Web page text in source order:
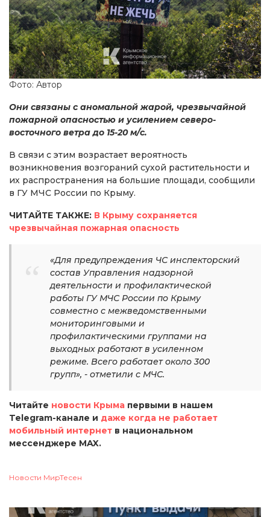
Фото: Автор
Они связаны с аномальной жарой, чрезвычайной
пожарной опасностью и усилением северо-
восточного ветра до 15-20 м/с.
В связи с этим возрастает вероятность
возникновения возгораний сухой растительности и
их распространения на большие площади, сообщили
в ГУ МЧС России по Крыму.
ЧИТАЙТЕ ТАКЖЕ: В Крыму сохраняется
чрезвычайная пожарная опасность
«Для предупреждения ЧС инспекторский
состав Управления надзорной
деятельности и профилактической
работы ГУ МЧС России по Крыму
совместно с межведомственными
мониторинговыми и
профилактическими группами на
выходных работают в усиленном
режиме. Всего работает около 300
групп», - отметили с МЧС.
Читайте новости Крыма первыми в нашем
Telegram-канале и даже когда не работает
мобильный интернет в национальном
мессенджере MAX.
Новости МирТесен